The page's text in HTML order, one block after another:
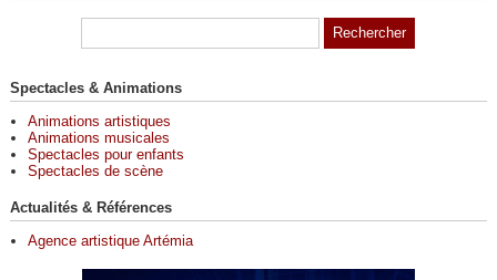
Spectacles & Animations
Animations artistiques
Animations musicales
Spectacles pour enfants
Spectacles de scène
Actualités & Références
Agence artistique Artémia